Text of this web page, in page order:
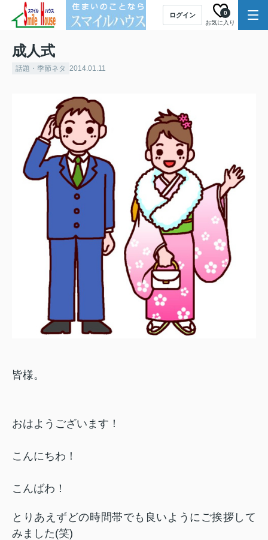
ログイン
お気に入り
0
成人式
話題・季節ネタ 2014.01.11
皆様。
おはようございます！
こんにちわ！
こんばわ！
とりあえずどの時間帯でも良いようにご挨拶して
みました(笑)